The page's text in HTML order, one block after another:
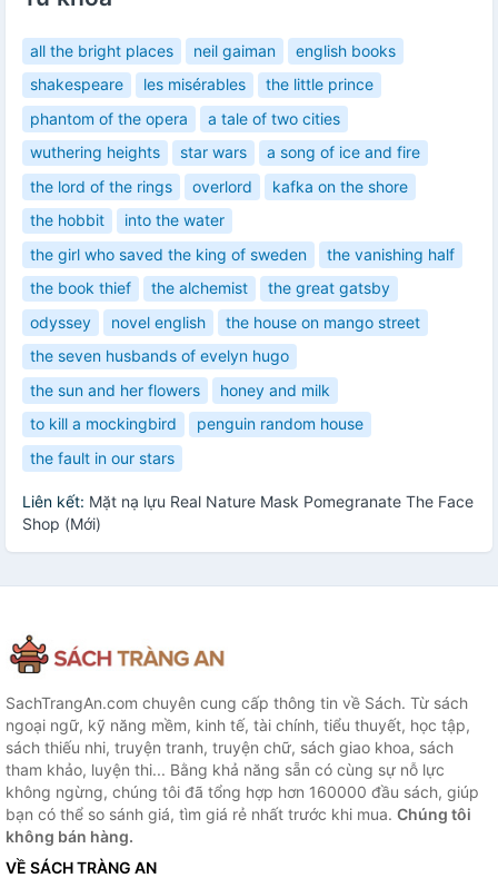
all the bright places neil gaiman
english books
shakespeare
les misérables
the little prince
phantom of the opera
a tale of two cities
wuthering heights
star wars
a song of ice and fire
the lord of the rings
overlord
kafka on the shore
the hobbit
into the water
the girl who saved the king of sweden
the vanishing half
the book thief
the alchemist
the great gatsby
odyssey
novel english
the house on mango street
the seven husbands of evelyn hugo
the sun and her flowers
honey and milk
to kill a mockingbird
penguin random house
the fault in our stars
Liên kết: Mặt nạ lựu Real Nature Mask Pomegranate The Face
Shop (Mới)
SachTrangAn.com chuyên cung cấp thông tin về Sách. Từ sách
ngoại ngữ, kỹ năng mềm, kinh tế, tài chính, tiểu thuyết, học tập,
sách thiếu nhi, truyện tranh, truyện chữ, sách giao khoa, sách
tham khảo, luyện thi... Bằng khả năng sẵn có cùng sự nỗ lực
không ngừng, chúng tôi đã tổng hợp hơn 160000 đầu sách, giúp
bạn có thể so sánh giá, tìm giá rẻ nhất trước khi mua. Chúng tôi
không bán hàng.
VỀ SÁCH TRÀNG AN